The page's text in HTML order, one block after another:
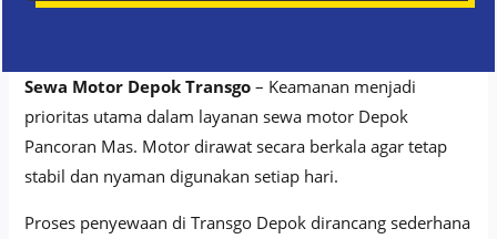
Sewa Motor Depok Transgo – Keamanan menjadi
prioritas utama dalam layanan sewa motor Depok
Pancoran Mas. Motor dirawat secara berkala agar tetap
stabil dan nyaman digunakan setiap hari.
Proses penyewaan di Transgo Depok dirancang sederhana